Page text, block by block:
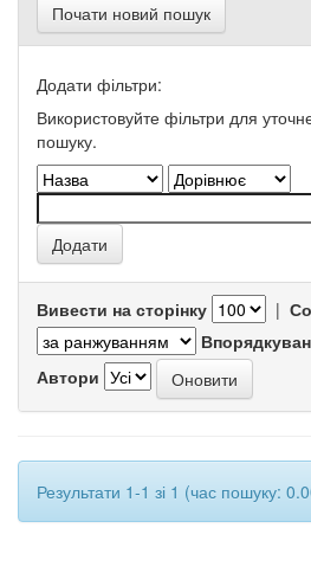
Почати новий пошук
Додати фільтри:
Використовуйте фільтри для
пошуку.
Вивести на сторінку |
Автори
Результати 1-1 зі 1 (час пошуку: